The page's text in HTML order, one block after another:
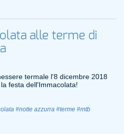
alle terme di
termale l'8 dicembre 2018
festa dell'Immacolata!
#notte azzurra #terme #mtb